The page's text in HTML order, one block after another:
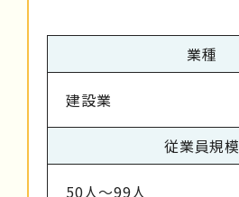
業種
建設業
従業員規模
50人～99人